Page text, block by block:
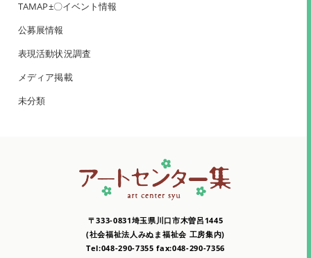
TAMAP±〇イベント情報
公募展情報
表現活動状況調査
メディア掲載
未分類
〒333-0831埼玉県川口市木曽呂1445
(社会福祉法人みぬま福祉会 工房集内)
Tel:048-290-7355 fax:048-290-7356